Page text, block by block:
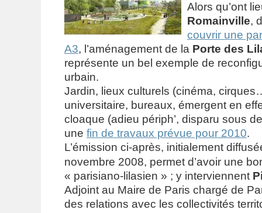
Alors qu’ont
Romainville,
couvrir une
A3, l’aménagement de la Porte des
représente un bel exemple de
urbain.
Jardin, lieux culturels (cinéma,
universitaire, bureaux, émergent en
cloaque (adieu périph’, disparu sous
une fin de travaux prévue pour 2010.
L’émission ci-après, initialement
novembre 2008, permet d’avoir une
« parisiano-lilasien » ; y interviennent
Adjoint au Maire de Paris chargé de
des relations avec les collectivités